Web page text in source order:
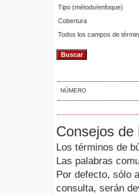
Tipo (método/enfoque)
Cobertura
Todos los campos de
NÚMERO
Consejos de
Los términos de
Las palabras
Por defecto, sólo
consulta, serán